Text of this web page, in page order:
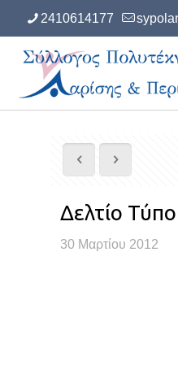
2410614177
Δελτίο
30 Μαρτίου 2012